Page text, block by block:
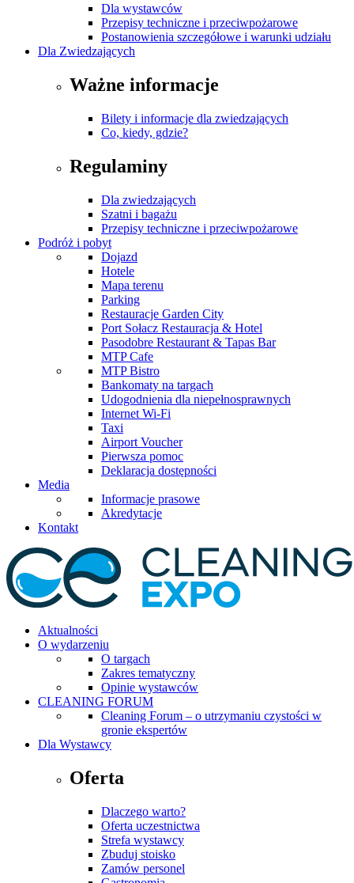
Dla wystawców
Przepisy techniczne i przeciwpożarowe
Postanowienia szczegółowe i warunki udziału
Dla Zwiedzających
Ważne informacje
Bilety i informacje dla zwiedzających
Co, kiedy, gdzie?
Regulaminy
Dla zwiedzających
Szatni i bagażu
Przepisy techniczne i przeciwpożarowe
Podróż i pobyt
Dojazd
Hotele
Mapa terenu
Parking
Restauracje Garden City
Port Sołacz Restauracja & Hotel
Pasodobre Restaurant & Tapas Bar
MTP Cafe
MTP Bistro
Bankomaty na targach
Udogodnienia dla niepełnosprawnych
Internet Wi-Fi
Taxi
Airport Voucher
Pierwsza pomoc
Deklaracja dostępności
Media
Informacje prasowe
Akredytacje
Kontakt
Aktualności
O wydarzeniu
O targach
Zakres tematyczny
Opinie wystawców
CLEANING FORUM
Cleaning Forum – o utrzymaniu czystości w
gronie ekspertów
Dla Wystawcy
Oferta
Dlaczego warto?
Oferta uczestnictwa
Strefa wystawcy
Zbuduj stoisko
Zamów personel